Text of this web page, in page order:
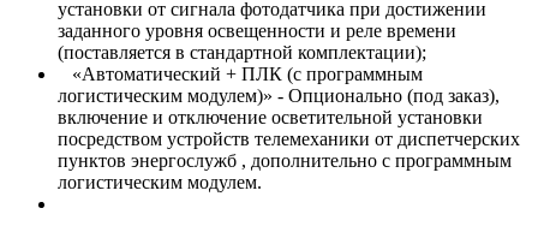
установки от сигнала фотодатчика при достижении
заданного уровня освещенности и реле времени
(поставляется в стандартной комплектации);
«Автоматический + ПЛК (с программным
логистическим модулем)» - Опционально (под заказ),
включение и отключение осветительной установки
посредством устройств телемеханики от диспетчерских
пунктов энергослужб , дополнительно с программным
логистическим модулем.